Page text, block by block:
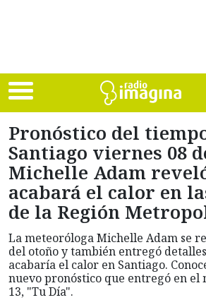
Pronóstico del
Santiago viernes 08
Michelle Adam
acabará el calor en
de la Región
La meteoróloga Michelle Adam se
del otoño y también entregó
acabaría el calor en Santiago.
nuevo pronóstico que entregó en el
13, "Tu Día".